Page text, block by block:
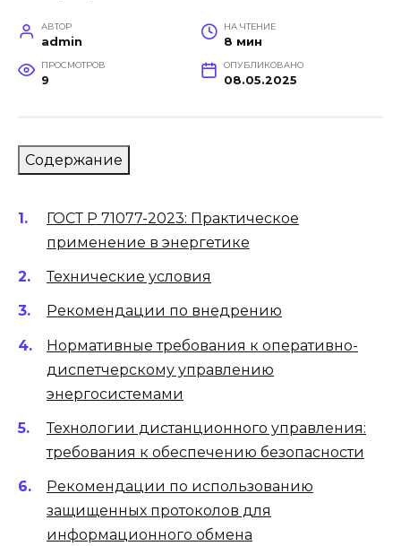
АВТОР
admin
НА ЧТЕНИЕ
8 мин
ПРОСМОТРОВ
9
ОПУБЛИКОВАНО
08.05.2025
Содержание
ГОСТ Р 71077-2023: Практическое
применение в энергетике
Технические условия
Рекомендации по внедрению
Нормативные требования к оперативно-
диспетчерскому управлению
энергосистемами
Технологии дистанционного управления:
требования к обеспечению безопасности
Рекомендации по использованию
защищенных протоколов для
информационного обмена